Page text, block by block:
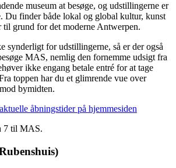
museum at besøge, og udstillingerne er
Du finder både lokal og global kultur, kunst
til grund for det moderne Antwerpen.
synderligt for udstillingerne, så er der også
MAS, nemlig den fornemme udsigt fra
ikke engang betale entré for at tage
toppen har du et glimrende vue over
bymidten.
åbningstider på hjemmesiden
7 til MAS.
)